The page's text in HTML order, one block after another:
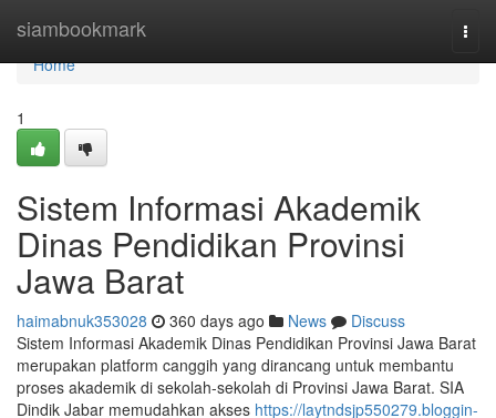
siambookmark
Home
Home
1
Sistem Informasi Akademik
Dinas Pendidikan Provinsi
Jawa Barat
haimabnuk353028 360 days ago News
Discuss
Sistem Informasi Akademik Dinas Pendidikan Provinsi Jawa Barat
merupakan platform canggih yang dirancang untuk membantu
proses akademik di sekolah-sekolah di Provinsi Jawa Barat. SIA
Dindik Jabar memudahkan akses https://laytndsjp550279.bloggin-